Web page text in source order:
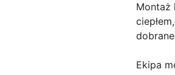
Montaż
Ekipa